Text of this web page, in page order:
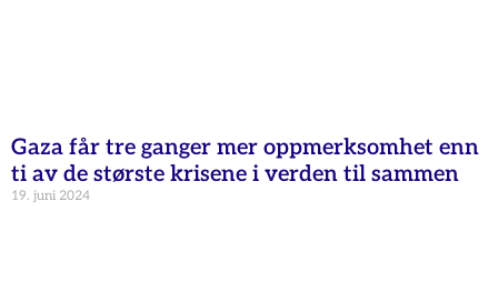
Gaza får tre ganger mer oppmerksomhet enn
ti av de største krisene i verden til sammen
19. juni 2024